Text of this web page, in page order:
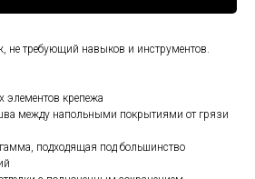
не требующий навыков и инструментов.
элементов крепежа
между напольными покрытиями от грязи
подходящая под большинство